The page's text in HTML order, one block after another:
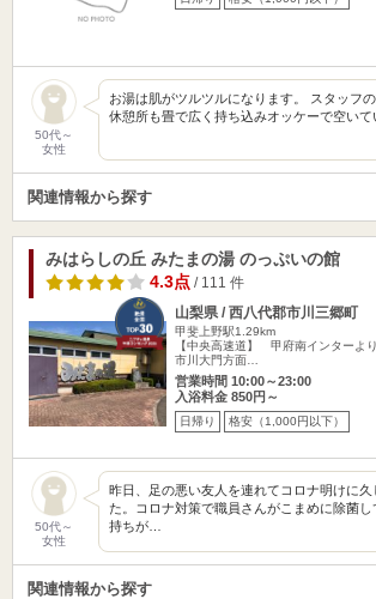
50代～
女性
お湯は肌がツルツルになります。 スタッフの
休憩所も畳で広く持ち込みオッケーで空いて
関連情報から探す
みはらしの丘 みたまの湯 のっぷいの館
4.3点/ 111 件
山梨県 / 西八代郡市川三郷町
甲斐上野駅1.29km
【中央高速道】 甲府南インターよ
市川大門方面…
営業時間 10:00～23:00
入浴料金 850円～
日帰り 格安（1,000円以下）
50代～
女性
昨日、足の悪い友人を連れてコロナ明けに久
た。コロナ対策で職員さんがこまめに除菌
持ちが…
関連情報から探す